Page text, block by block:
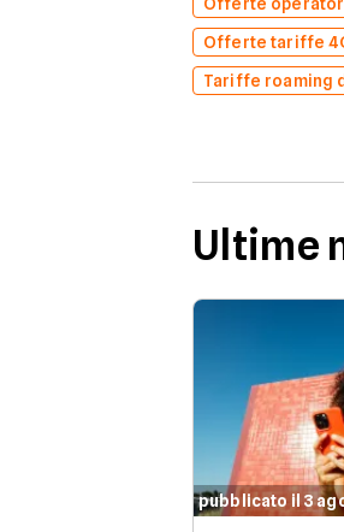
Offerte tariffe
Tariffe roaming
Ultime
pubblicato il 3